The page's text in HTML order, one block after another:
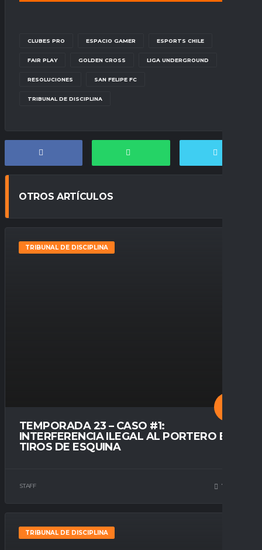
CLUBES PRO ESPACIO GAMER ESPORTS CHILE
FAIR PLAY GOLDEN CROSS LIGA UNDERGROUND
RESOLUCIONES SAN FELIPE FC
TRIBUNAL DE DISCIPLINA
OTROS ARTÍCULOS
TRIBUNAL DE DISCIPLINA
TEMPORADA 23 – CASO #1:
INTERFERENCIA ILEGAL AL PORTERO EN
TIROS DE ESQUINA
STAFF 73
TRIBUNAL DE DISCIPLINA